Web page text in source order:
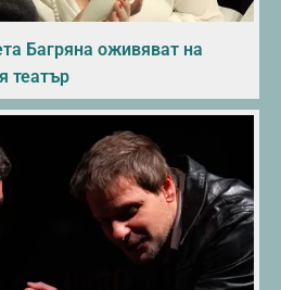
Багряна оживяват на
театър